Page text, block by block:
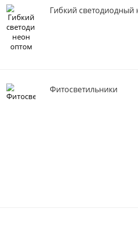
Гибкий светодиодный
Фитосветильники